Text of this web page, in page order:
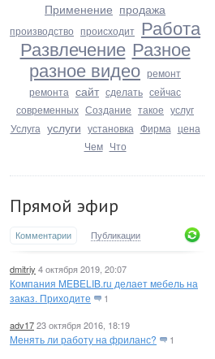
Применение продажа
производство происходит Работа
Развлечение Разное
разное видео ремонт
ремонта сайт сделать сейчас
современных Создание такое услуг
Услуга услуги установка Фирма цена
Чем Что
Прямой эфир
Комментарии Публикации
dmitriy 4 октября 2019, 20:07
Компания MEBELIB.ru делает мебель на
заказ. Приходите
1
adv1723 октября 2016, 18:19
Менять ли работу на фриланс? 1